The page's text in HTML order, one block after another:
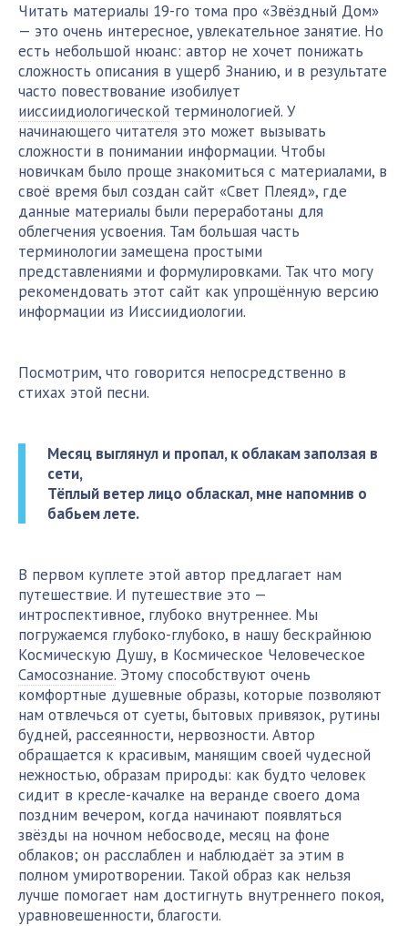
Читать материалы 19-го тома про «Звёздный Дом»
— это очень интересное, увлекательное занятие. Но
есть небольшой нюанс: автор не хочет понижать
сложность описания в ущерб Знанию, и в результате
часто повествование изобилует
ииссиидиологической терминологией. У
начинающего читателя это может вызывать
сложности в понимании информации. Чтобы
новичкам было проще знакомиться с материалами, в
своё время был создан сайт «Свет Плеяд», где
данные материалы были переработаны для
облегчения усвоения. Там большая часть
терминологии замещена простыми
представлениями и формулировками. Так что могу
рекомендовать этот сайт как упрощённую версию
информации из Ииссиидиологии.
Посмотрим, что говорится непосредственно в
стихах этой песни.
Месяц выглянул и пропал, к облакам заползая в
сети,
Тёплый ветер лицо обласкал, мне напомнив о
бабьем лете.
В первом куплете этой автор предлагает нам
путешествие. И путешествие это —
интроспективное, глубоко внутреннее. Мы
погружаемся глубоко-глубоко, в нашу бескрайнюю
Космическую Душу, в Космическое Человеческое
Самосознание. Этому способствуют очень
комфортные душевные образы, которые позволяют
нам отвлечься от суеты, бытовых привязок, рутины
будней, рассеянности, нервозности. Автор
обращается к красивым, манящим своей чудесной
нежностью, образам природы: как будто человек
сидит в кресле-качалке на веранде своего дома
поздним вечером, когда начинают появляться
звёзды на ночном небосводе, месяц на фоне
облаков; он расслаблен и наблюдаёт за этим в
полном умиротворении. Такой образ как нельзя
лучше помогает нам достигнуть внутреннего покоя,
уравновешенности, благости.